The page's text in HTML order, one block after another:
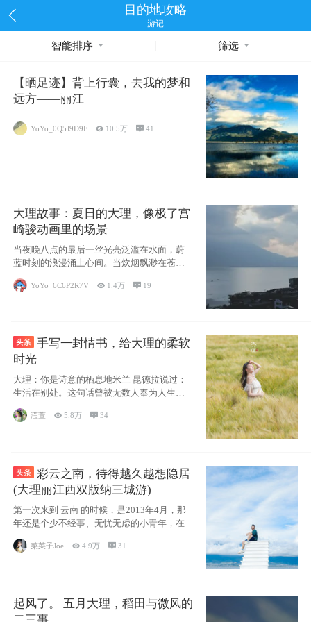
目的地攻略
游记
智能排序 筛选
【晒足迹】背上行囊，去我的梦和
远方——丽江
YoYo_0Q5J9D9F  10.5万 41
大理故事：夏日的大理，像极了宫
崎骏动画里的场景
当夜晚八点的最后一丝光亮泛滥在水面，蔚
蓝时刻的浪漫涌上心间。当炊烟飘渺在苍山
YoYo_6C6P2R7V  1.4万  19
手写一封情书，给大理的柔软
时光
大理：你是诗意的栖息地米兰 昆德拉说过：
生活在别处。这句话曾被无数人奉为人生信
条，并
滢萱 5.8万 34
彩云之南，待得越久越想隐居
(大理丽江西双版纳三城游)
第一次来到 云南 的时候，是2013年4月，那
年还是个少不经事、无忧无虑的小青年，在
菜菜子Joe 4.9万  31
起风了。 五月大理，稻田与微风的